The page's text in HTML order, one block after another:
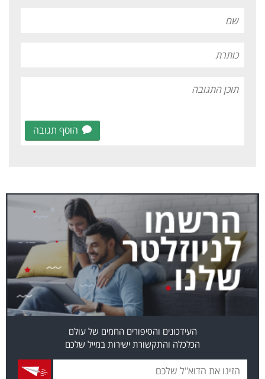
הוסף תגובה
העידכונים והסיפורים החמים של עולם
הכלכלה והתקשורת ישירות במייל שלכם